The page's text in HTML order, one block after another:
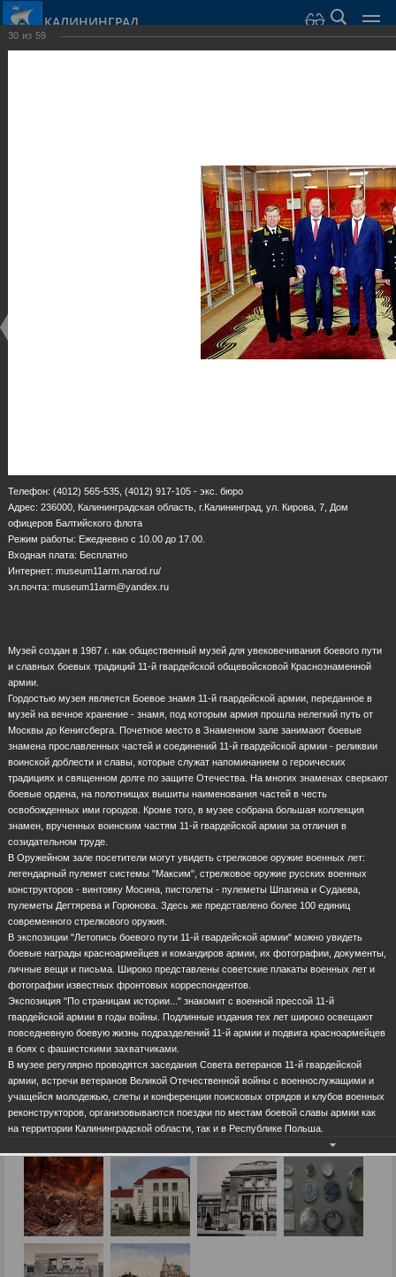
КАЛИНИНГРАД
30 из 59
Телефон: (4012) 565-535, (4012) 917-105 - экс. бюро
Адрес: 236000, Калининградская область, г.Калининград, ул. Кирова, 7, Дом
офицеров Балтийского флота
Режим работы: Ежедневно с 10.00 до 17.00.
Входная плата: Бесплатно
Интернет: museum11arm.narod.ru/
эл.почта: museum11arm@yandex.ru
Музей создан в 1987 г. как общественный музей для увековечивания боевого пути
и славных боевых традиций 11-й гвардейской общевойсковой Краснознаменной
армии.
Гордостью музея является Боевое знамя 11-й гвардейской армии, переданное в
музей на вечное хранение - знамя, под которым армия прошла нелегкий путь от
Москвы до Кенигсберга. Почетное место в Знаменном зале занимают боевые
знамена прославленных частей и соединений 11-й гвардейской армии - реликвии
воинской доблести и славы, которые служат напоминанием о героических
традициях и священном долге по защите Отечества. На многих знаменах сверкают
боевые ордена, на полотнищах вышиты наименования частей в честь
освобожденных ими городов. Кроме того, в музее собрана большая коллекция
знамен, врученных воинским частям 11-й гвардейской армии за отличия в
созидательном труде.
В Оружейном зале посетители могут увидеть стрелковое оружие военных лет:
легендарный пулемет системы "Максим", стрелковое оружие русских военных
конструкторов - винтовку Мосина, пистолеты - пулеметы Шпагина и Судаева,
пулеметы Дегтярева и Горюнова. Здесь же представлено более 100 единиц
современного стрелкового оружия.
В экспозиции "Летопись боевого пути 11-й гвардейской армии" можно увидеть
боевые награды красноармейцев и командиров армии, их фотографии, документы,
личные вещи и письма. Широко представлены советские плакаты военных лет и
фотографии известных фронтовых корреспондентов.
Экспозиция "По страницам истории..." знакомит с военной прессой 11-й
гвардейской армии в годы войны. Подлинные издания тех лет широко освещают
повседневную боевую жизнь подразделений 11-й армии и подвига красноармейцев
в боях с фашистскими захватчиками.
В музее регулярно проводятся заседания Совета ветеранов 11-й гвардейской
армии, встречи ветеранов Великой Отечественной войны с военнослужащими и
учащейся молодежью, слеты и конференции поисковых отрядов и клубов военных
реконструкторов, организовываются поездки по местам боевой славы армии как
на территории Калининградской области, так и в Республике Польша.